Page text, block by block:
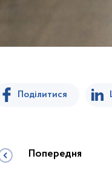
Поділитися
Попередня